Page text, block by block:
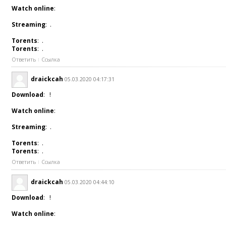
Watch online:
Streaming: .
Torents: .
Torents: .
Ответить Ссылка
draickcah 05.03.2020 04:17:31
Download: !
Watch online:
Streaming: .
Torents: .
Torents: .
Ответить Ссылка
draickcah 05.03.2020 04:44:10
Download: !
Watch online: